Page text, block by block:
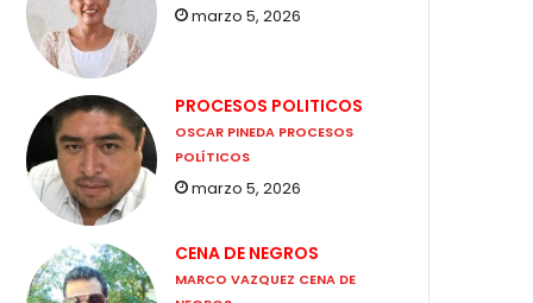
marzo 5, 2026
PROCESOS POLITICOS
OSCAR PINEDA PROCESOS
POLÍTICOS
marzo 5, 2026
CENA DE NEGROS
MARCO VAZQUEZ CENA DE